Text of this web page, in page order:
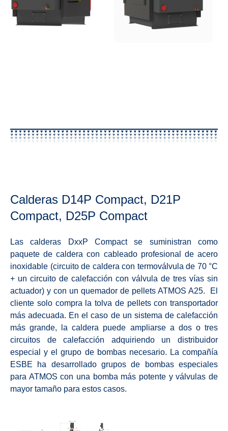
Calderas D14P Compact, D21P
Compact, D25P Compact
Las calderas DxxP Compact se suministran como
paquete de caldera con cableado profesional de acero
inoxidable (circuito de caldera con termoválvula de 70 °C
+ un circuito de calefacción con válvula de tres vías sin
actuador) y con un quemador de pellets ATMOS A25. El
cliente solo compra la tolva de pellets con transportador
más adecuada. En el caso de un sistema de calefacción
más grande, la caldera puede ampliarse a dos o tres
circuitos de calefacción adquiriendo un distribuidor
especial y el grupo de bombas necesario. La compañía
ESBE ha desarrollado grupos de bombas especiales
para ATMOS con una bomba más potente y válvulas de
mayor tamaño para estos casos.